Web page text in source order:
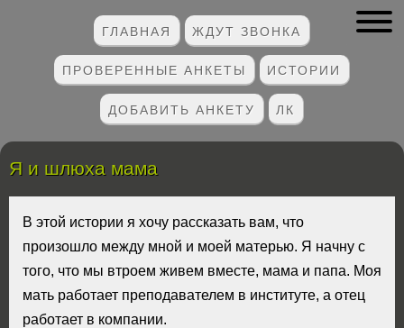
ГЛАВНАЯ ЖДУТ ЗВОНКА
ПРОВЕРЕННЫЕ АНКЕТЫ ИСТОРИИ
ДОБАВИТЬ АНКЕТУ ЛК
Я и шлюха мама
В этой истории я хочу рассказать вам, что
произошло между мной и моей матерью. Я начну с
того, что мы втроем живем вместе, мама и папа. Моя
мать работает преподавателем в институте, а отец
работает в компании.